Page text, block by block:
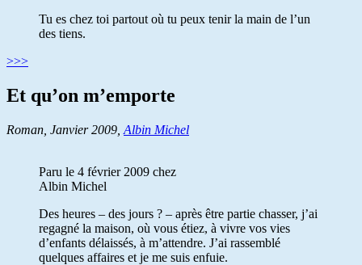
Tu es chez toi partout où tu peux tenir la main de l’un
des tiens.
>>>
Et qu’on m’emporte
Roman, Janvier 2009, Albin Michel
Paru le 4 février 2009 chez
Albin Michel
Des heures – des jours ? – après être partie chasser, j’ai
regagné la maison, où vous étiez, à vivre vos vies
d’enfants délaissés, à m’attendre. J’ai rassemblé
quelques affaires et je me suis enfuie.